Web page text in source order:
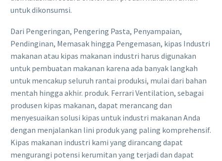
untuk dikonsumsi.
Dari Pengeringan, Pengering Pasta, Penyampaian,
Pendinginan, Memasak hingga Pengemasan, kipas Industri
makanan atau kipas makanan industri harus digunakan
untuk pembuatan makanan karena ada banyak langkah
untuk mencakup seluruh rantai produksi, mulai dari bahan
mentah hingga akhir. produk. Ferrari Ventilation, sebagai
produsen kipas makanan, dapat merancang dan
menyesuaikan solusi kipas untuk industri makanan Anda
dengan menjalankan lini produk yang paling komprehensif.
Kipas makanan industri kami yang dirancang dapat
mengurangi potensi kerumitan yang terjadi dan dapat